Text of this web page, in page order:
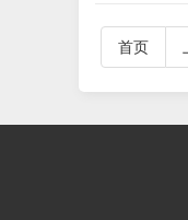
首页